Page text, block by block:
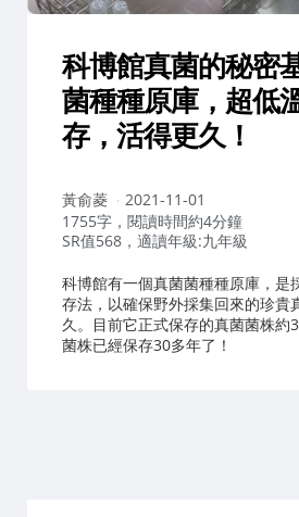
科博館真菌的秘密
菌種種原庫，超低
存，活得更久！
作
者：
黃俞菱
2021-11-01
1755字，閱讀時間約4分鐘
SR值568，適讀年級:九年級
科博館有一個真菌菌種種原庫，是
存法，以確保野外採集回來的珍貴
久。目前它正式保存的真菌菌株約
菌株已經保存30多年了！